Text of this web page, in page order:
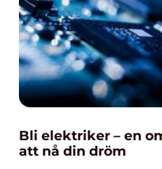
Bli elektriker – en
att nå din dröm